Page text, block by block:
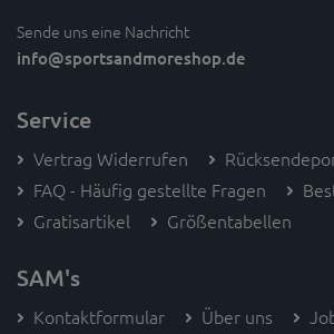
Sende uns eine Nachricht
info@sportsandmoreshop.de
Service
Vertrag Widerrufen
FAQ - Häufig gestellte Fragen
Gratisartikel
Größentabellen
SAM's
Kontaktformular Über uns